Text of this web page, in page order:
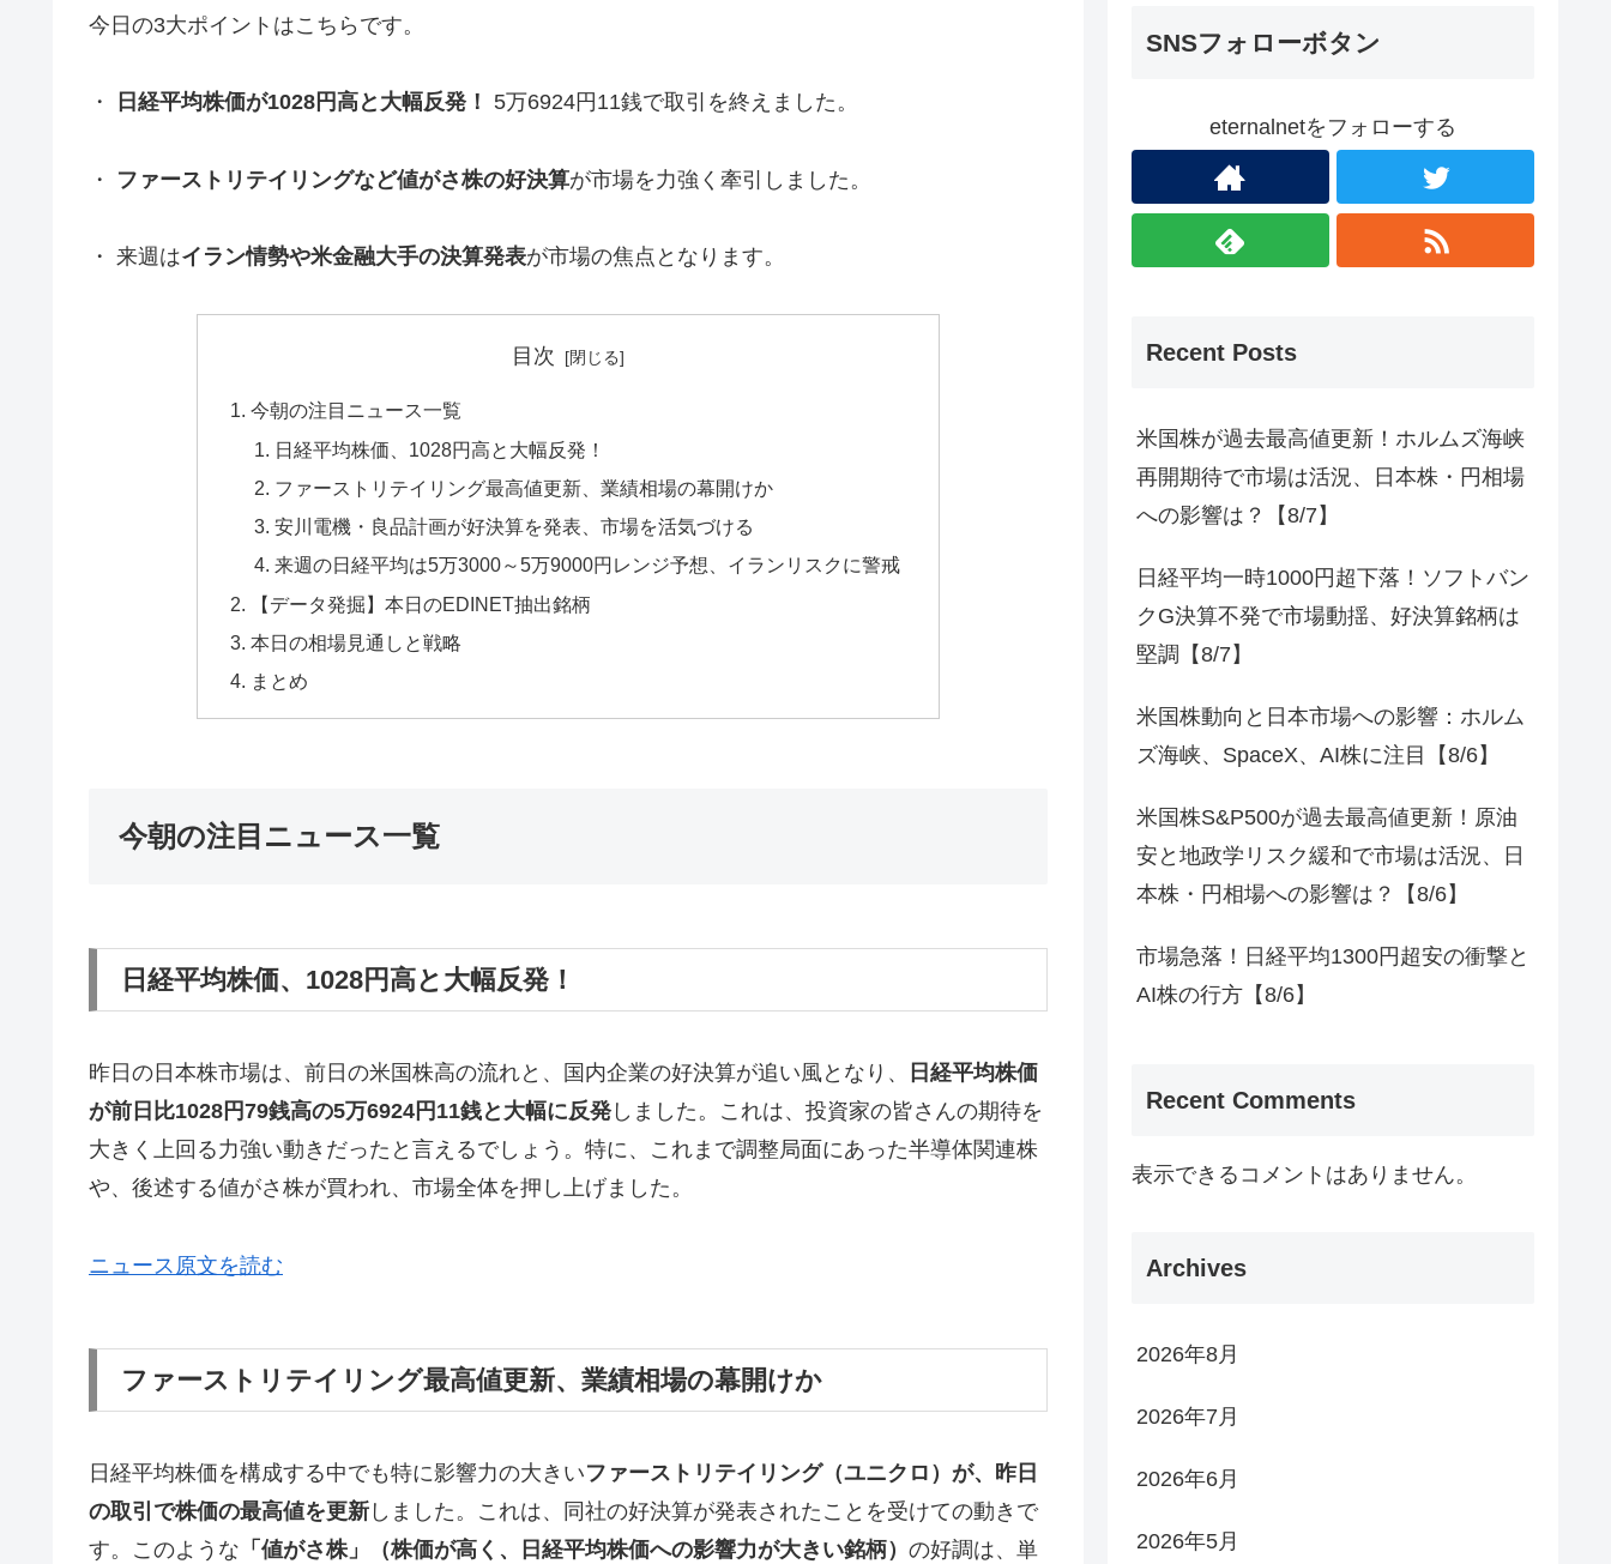
今日の3大ポイントはこちらです。
・ 日経平均株価が1028円高と大幅反発！ 5万6924円11銭で取引を終えました。
・ ファーストリテイリングなど値がさ株の好決算が市場を力強く牽引しました。
・ 来週はイラン情勢や米金融大手の決算発表が市場の焦点となります。
目次
今朝の注目ニュース一覧
日経平均株価、1028円高と大幅反発！
ファーストリテイリング最高値更新、業績相場の幕開けか
安川電機・良品計画が好決算を発表、市場を活気づける
来週の日経平均は5万3000～5万9000円レンジ予想、イランリスクに警戒
【データ発掘】本日のEDINET抽出銘柄
本日の相場見通しと戦略
まとめ
今朝の注目ニュース一覧
日経平均株価、1028円高と大幅反発！
昨日の日本株市場は、前日の米国株高の流れと、国内企業の好決算が追い風となり、
日経平均株価
が前日比1028円79銭高の5万6924円11銭と大幅に反発 しました。これは、投資家の皆さんの期待を
大きく上回る力強い動きだったと言えるでしょう。特に、これまで調整局面にあった半導体関連株
や、後述する値がさ株が買われ、市場全体を押し上げました。
ニュース原文を読む
ファーストリテイリング最高値更新、業績相場の幕開けか
日経平均株価を構成する中でも特に影響力の大きいファーストリテイリング（ユニクロ）が、昨日
の取引で株価の最高値を更新 しました。これは、同社の好決算が発表されたことを受けての動きで
す。このような 「値がさ株」（株価が高く、日経平均株価への影響力が大きい銘柄） の好調は、単
SNSフォローボタン
eternalnetをフォローする
Recent Posts
米国株が過去最高値更新！ホルムズ海峡
再開期待で市場は活況、日本株・円相場
への影響は？【8/7】
日経平均一時1000円超下落！ソフトバン
クG決算不発で市場動揺、好決算銘柄は
堅調【8/7】
米国株動向と日本市場への影響：ホルム
ズ海峡、SpaceX、AI株に注目【8/6】
米国株S&P500が過去最高値更新！原油
安と地政学リスク緩和で市場は活況、日
本株・円相場への影響は？【8/6】
市場急落！日経平均1300円超安の衝撃と
AI株の行方【8/6】
Recent Comments
表示できるコメントはありません。
Archives
2026年8月
2026年7月
2026年6月
2026年5月